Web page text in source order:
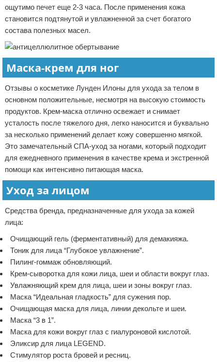
ощутимо печет еще 2-3 часа. После применения кожа
становится подтянутой и увлажненной за счет богатого
состава полезных масел.
Маска-крем для ног
Отзывы о косметике Лунден Илоны для ухода за телом в
основном положительные, несмотря на высокую стоимость
продуктов. Крем-маска отлично освежает и снимает
усталость после тяжелого дня, легко наносится и буквально
за несколько применений делает кожу совершенно мягкой.
Это замечательный СПА-уход за ногами, который подходит
для ежедневного применения в качестве крема и экстренной
помощи как интенсивно питающая маска.
Уход за лицом
Средства бренда, предназначенные для ухода за кожей
лица:
Очищающий гель (ферментативный) для демакияжа.
Тоник для лица “Глубокое увлажнение”.
Пилинг-гоммаж обновляющий.
Крем-сыворотка для кожи лица, шеи и области вокруг глаз.
Увлажняющий крем для лица, шеи и зоны вокруг глаз.
Маска “Идеальная гладкость” для сужения пор.
Очищающая маска для лица, линии декольте и шеи.
Маска “3 в 1”.
Маска для кожи вокруг глаз с гиалуроновой кислотой.
Эликсир для лица LEGEND.
Стимулятор роста бровей и ресниц.